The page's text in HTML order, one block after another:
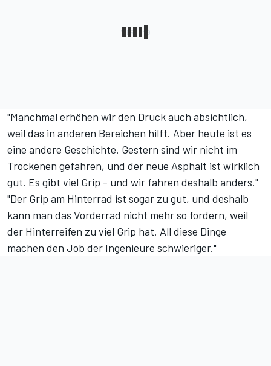
"Manchmal erhöhen wir den Druck auch absichtlich,
weil das in anderen Bereichen hilft. Aber heute ist es
eine andere Geschichte. Gestern sind wir nicht im
Trockenen gefahren, und der neue Asphalt ist wirklich
gut. Es gibt viel Grip - und wir fahren deshalb anders."
"Der Grip am Hinterrad ist sogar zu gut, und deshalb
kann man das Vorderrad nicht mehr so fordern, weil
der Hinterreifen zu viel Grip hat. All diese Dinge
machen den Job der Ingenieure schwieriger."